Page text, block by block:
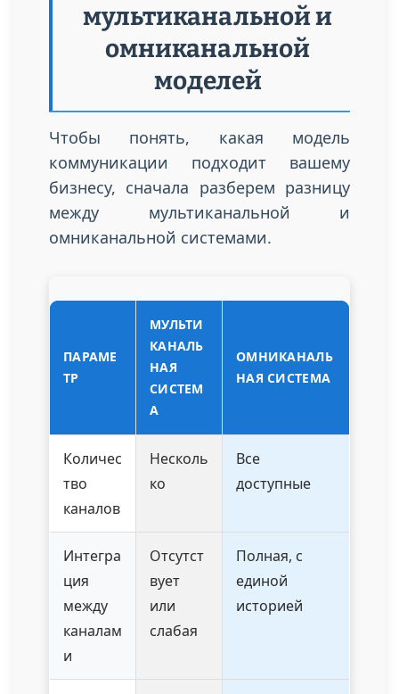
мультиканальной и
омниканальной
моделей
Чтобы понять, какая модель
коммуникации подходит вашему
бизнесу, сначала разберем разницу
между мультиканальной и
омниканальной системами.
ПАРАМЕ
ТР
МУЛЬТИ
КАНАЛЬ
НАЯ
СИСТЕМ
А
ОМНИКАНАЛЬ
НАЯ СИСТЕМА
Количес
тво
каналов
Несколь
ко
Все
доступные
Интегра
ция
между
каналам
и
Отсутст
вует
или
слабая
Полная, с
единой
историей